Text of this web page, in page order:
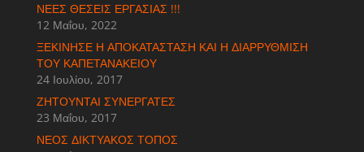
ΝΈΕΣ ΘΈΣΕΙΣ ΕΡΓΑΣΊΑΣ !!!
12 Μαΐου, 2022
ΞΕΚΊΝΗΣΕ Η ΑΠΟΚΑΤΆΣΤΑΣΗ ΚΑΙ Η ΔΙΑΡΡΎΘΜΙΣΗ
ΤΟΥ ΚΑΠΕΤΑΝΆΚΕΙΟΥ
24 Ιουλίου, 2017
ΖΗΤΟΎΝΤΑΙ ΣΥΝΕΡΓΆΤΕΣ
23 Μαΐου, 2017
ΝΈΟΣ ΔΙΚΤΥΑΚΌΣ ΤΌΠΟΣ